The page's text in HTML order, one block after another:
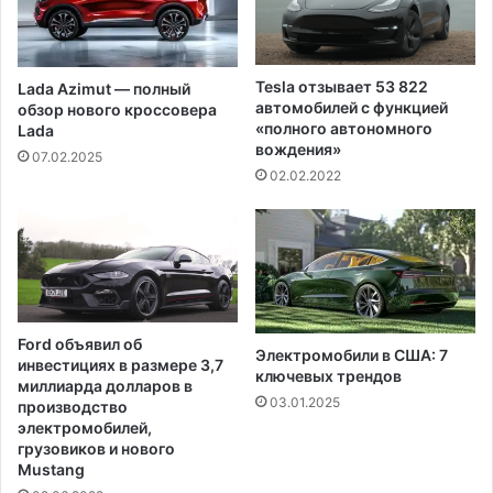
п
а
е
н
е
с
с
и
й
с
к
о
г
ф
о
н
Lada Azimut — полный
обзор нового кроссовера
Lada
07.02.2025
Tesla отзывает 53 822
автомобилей с функцией
«полного автономного
вождения»
02.02.2022
Ford объявил об
инвестициях в размере 3,7
миллиарда долларов в
производство
электромобилей,
грузовиков и нового
Mustang
Электромобили в США: 7
ключевых трендов
03.01.2025